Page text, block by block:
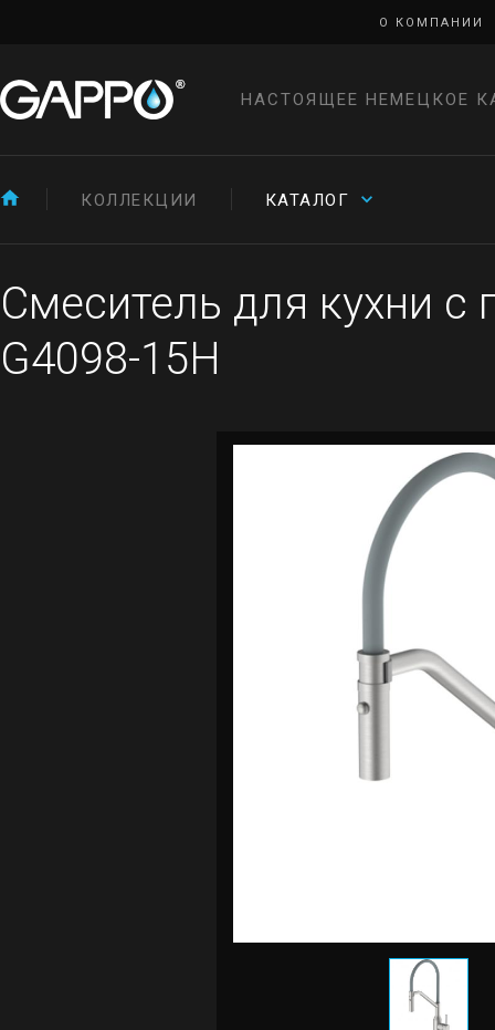
О КОМПАНИИ
НАСТОЯЩЕЕ НЕМЕЦКОЕ
КОЛЛЕКЦИИ КАТАЛОГ
Смеситель для кухни
G4098-15H